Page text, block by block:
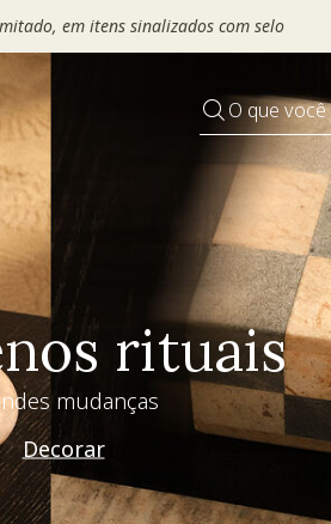
em itens sinalizados com selo
O que
rituais
mudanças
Decorar